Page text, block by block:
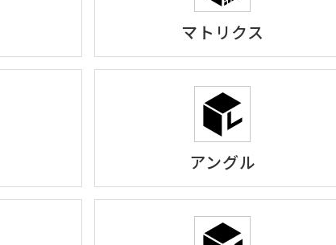
マトリクス
アングル